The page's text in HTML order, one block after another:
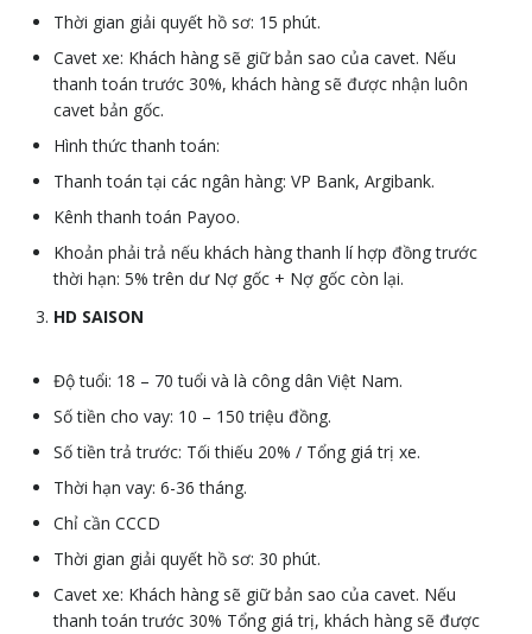
Thời gian giải quyết hồ sơ: 15 phút.
Cavet xe: Khách hàng sẽ giữ bản sao của cavet. Nếu
thanh toán trước 30%, khách hàng sẽ được nhận luôn
cavet bản gốc.
Hình thức thanh toán:
Thanh toán tại các ngân hàng: VP Bank, Argibank.
Kênh thanh toán Payoo.
Khoản phải trả nếu khách hàng thanh lí hợp đồng trước
thời hạn: 5% trên dư Nợ gốc + Nợ gốc còn lại.
HD SAISON
Độ tuổi: 18 – 70 tuổi và là công dân Việt Nam.
Số tiền cho vay: 10 – 150 triệu đồng.
Số tiền trả trước: Tối thiếu 20% / Tổng giá trị xe.
Thời hạn vay: 6-36 tháng.
Chỉ cần CCCD
Thời gian giải quyết hồ sơ: 30 phút.
Cavet xe: Khách hàng sẽ giữ bản sao của cavet. Nếu
thanh toán trước 30% Tổng giá trị, khách hàng sẽ được